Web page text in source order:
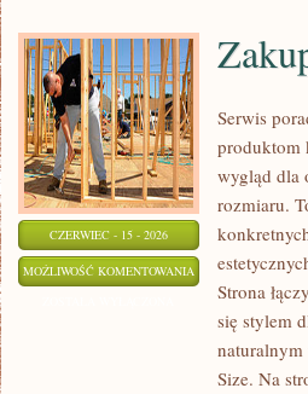
CZERWIEC - 15 - 2026
MOŻLIWOŚĆ KOMENTOWANIA ZAKUPY
PLUS
SIZE
Serwis
produktom
wygląd dla
rozmiaru.
Strona
się stylem
naturalnym
Size. Na